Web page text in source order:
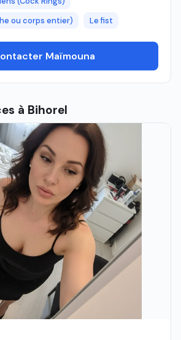
ou corps entier)
Le fist
Maïmouna
à Bihorel